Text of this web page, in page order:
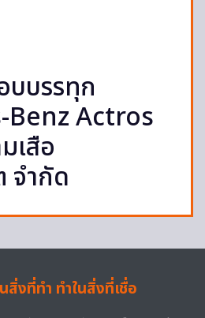
บบรรทุก
Actros
เสือ
จำกัด
สิ่งที่ทำ ทำในสิ่งที่เชื่อ